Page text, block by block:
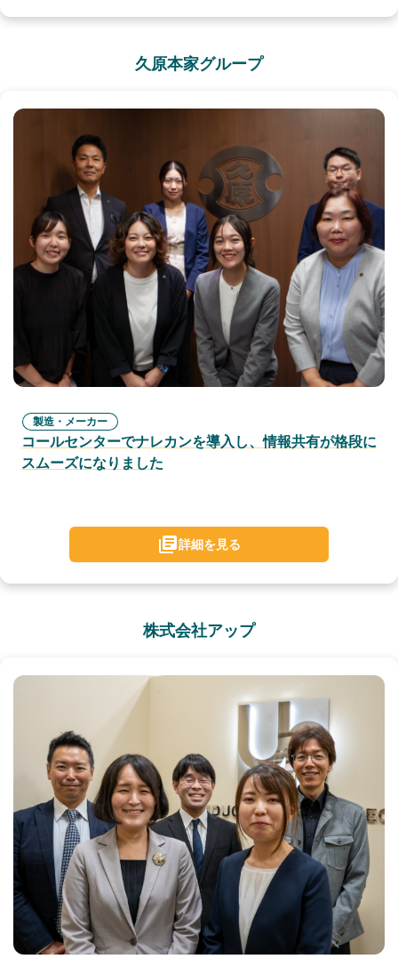
久原本家グループ
製造・メーカー
コールセンターでナレカンを導入し、情報共有が格段に
スムーズになりました
詳細を見る
株式会社アップ